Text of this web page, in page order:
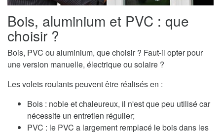
Bois, aluminium et PVC : que
choisir ?
Bois, PVC ou aluminium, que choisir ? Faut-il opter pour
une version manuelle, électrique ou solaire ?
Les volets roulants peuvent être réalisés en :
Bois : noble et chaleureux, il n'est que peu utilisé car
nécessite un entretien régulier;
PVC : le PVC a largement remplacé le bois dans les